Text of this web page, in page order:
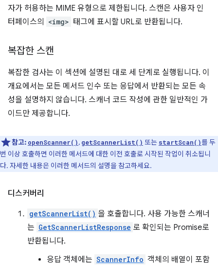
자가 허용하는 MIME 유형으로 제한됩니다. 스캔은 사용자 인
터페이스의
<img> 태그에 표시할 URL로 반환됩니다.
복잡한 스캔
복잡한 검사는 이 섹션에 설명된 대로 세 단계로 실행됩니다. 이
개요에서는 모든 메서드 인수 또는 응답에서 반환되는 모든 속
성을 설명하지 않습니다. 스캐너 코드 작성에 관한 일반적인 가
이드만 제공합니다.
참고: openScanner(), getScannerList() 또는 startScan()를 두
번 이상 호출하면 이러한 메서드에 대한 이전 호출로 시작된 작업이 취소됩니
다. 자세한 내용은 이러한 메서드의 설명을 참고하세요.
디스커버리
getScannerList() 을 호출합니다. 사용 가능한 스캐너
는 GetScannerListResponse 로 확인되는 Promise로
반환됩니다.
응답 객체에는 ScannerInfo 객체의 배열이 포함